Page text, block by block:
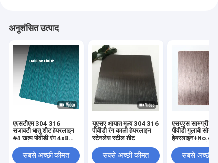
अनुशंसित उत्पाद
एएसटीएम 304 316
सजावटी धातु शीट हेयरलाइन
#4 खत्म पीवीडी रंग 4x8
सबसे अच्छी कीमत
यूएसए आयात मूल्य 304 316
पीवीडी रंग काली हेयरलाइन
स्टेनलेस स्टील शीट
सबसे अच्छी कीमत
एसयूएस सामग्री
पीवीडी गुलाबी सोने
हेयरलाइन+No.4
बनावटसबसे अच्छी